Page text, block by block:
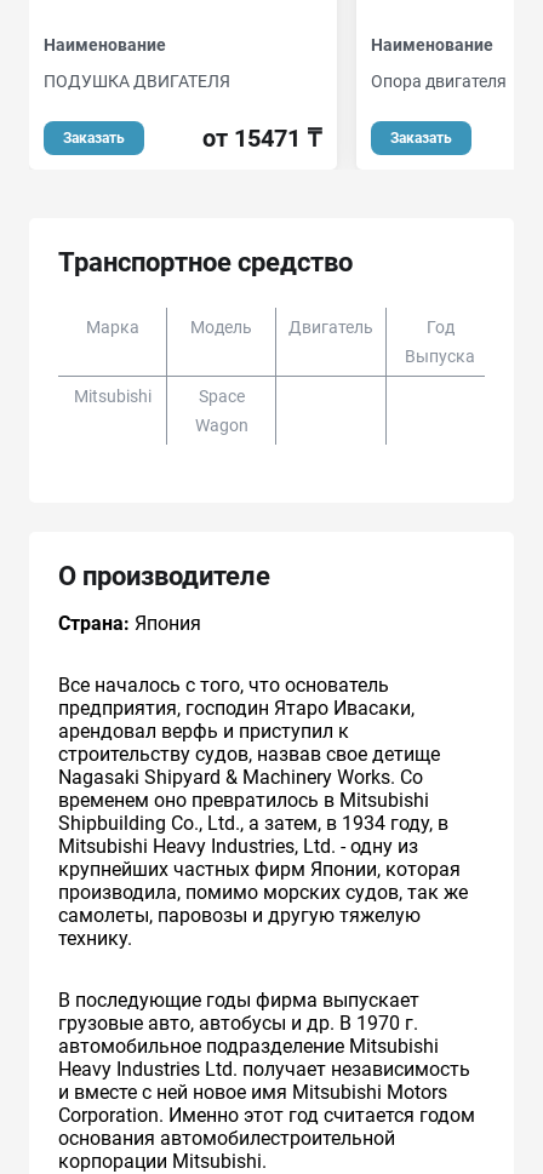
Наименование
ПОДУШКА ДВИГАТЕЛЯ
Заказать от 15471 ₸
Наименование
Опора двигателя
Заказать
Транспортное средство
Марка Модель Двигатель
Год
Выпуска
Mitsubishi
Space
Wagon
О производителе
Страна: Япония
Все началось с того, что основатель
предприятия, господин Ятаро Ивасаки,
арендовал верфь и приступил к
строительству судов, назвав свое детище
Nagasaki Shipyard & Machinery Works. Со
временем оно превратилось в Mitsubishi
Shipbuilding Co., Ltd., а затем, в 1934 году, в
Mitsubishi Heavy Industries, Ltd. - одну из
крупнейших частных фирм Японии, которая
производила, помимо морских судов, так же
самолеты, паровозы и другую тяжелую
технику.
В последующие годы фирма выпускает
грузовые авто, автобусы и др. В 1970 г.
автомобильное подразделение Mitsubishi
Heavy Industries Ltd. получает независимость
и вместе с ней новое имя Mitsubishi Motors
Corporation. Именно этот год считается годом
основания автомобилестроительной
корпорации Mitsubishi.